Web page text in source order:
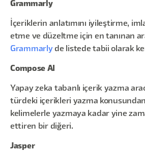
Grammarly
İçeriklerin anlatımını iyileştirme,
etme ve düzeltme için en tanınan
Grammarlyde listede tabii olarak
Compose AI
Yapay zeka tabanlı içerik yazma
türdeki içerikleri yazma
kelimelerle yazmaya kadar yine
ettiren bir diğeri.
Jasper